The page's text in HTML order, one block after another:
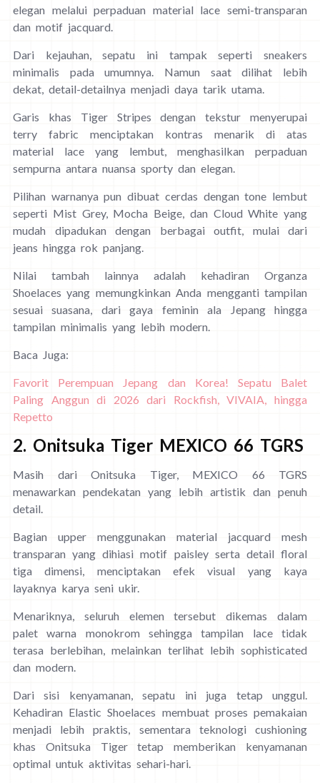
elegan melalui perpaduan material lace semi-transparan
dan motif jacquard.
Dari kejauhan, sepatu ini tampak seperti sneakers
minimalis pada umumnya. Namun saat dilihat lebih
dekat, detail-detailnya menjadi daya tarik utama.
Garis khas Tiger Stripes dengan tekstur menyerupai
terry fabric menciptakan kontras menarik di atas
material lace yang lembut, menghasilkan perpaduan
sempurna antara nuansa sporty dan elegan.
Pilihan warnanya pun dibuat cerdas dengan tone lembut
seperti Mist Grey, Mocha Beige, dan Cloud White yang
mudah dipadukan dengan berbagai outfit, mulai dari
jeans hingga rok panjang.
Nilai tambah lainnya adalah kehadiran Organza
Shoelaces yang memungkinkan Anda mengganti tampilan
sesuai suasana, dari gaya feminin ala Jepang hingga
tampilan minimalis yang lebih modern.
Baca Juga:
Favorit Perempuan Jepang dan Korea! Sepatu Balet
Paling Anggun di 2026 dari Rockfish, VIVAIA, hingga
Repetto
2. Onitsuka Tiger MEXICO 66 TGRS
Masih dari Onitsuka Tiger, MEXICO 66 TGRS
menawarkan pendekatan yang lebih artistik dan penuh
detail.
Bagian upper menggunakan material jacquard mesh
transparan yang dihiasi motif paisley serta detail floral
tiga dimensi, menciptakan efek visual yang kaya
layaknya karya seni ukir.
Menariknya, seluruh elemen tersebut dikemas dalam
palet warna monokrom sehingga tampilan lace tidak
terasa berlebihan, melainkan terlihat lebih sophisticated
dan modern.
Dari sisi kenyamanan, sepatu ini juga tetap unggul.
Kehadiran Elastic Shoelaces membuat proses pemakaian
menjadi lebih praktis, sementara teknologi cushioning
khas Onitsuka Tiger tetap memberikan kenyamanan
optimal untuk aktivitas sehari-hari.